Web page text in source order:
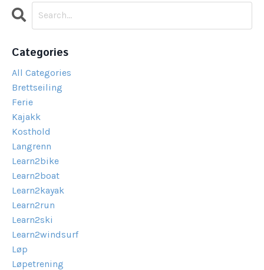
Categories
All Categories
Brettseiling
Ferie
Kajakk
Kosthold
Langrenn
Learn2bike
Learn2boat
Learn2kayak
Learn2run
Learn2ski
Learn2windsurf
Løp
Løpetrening